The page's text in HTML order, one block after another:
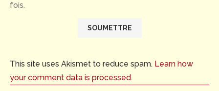
fois.
This site uses Akismet to reduce spam. Learn how
your comment data is processed.